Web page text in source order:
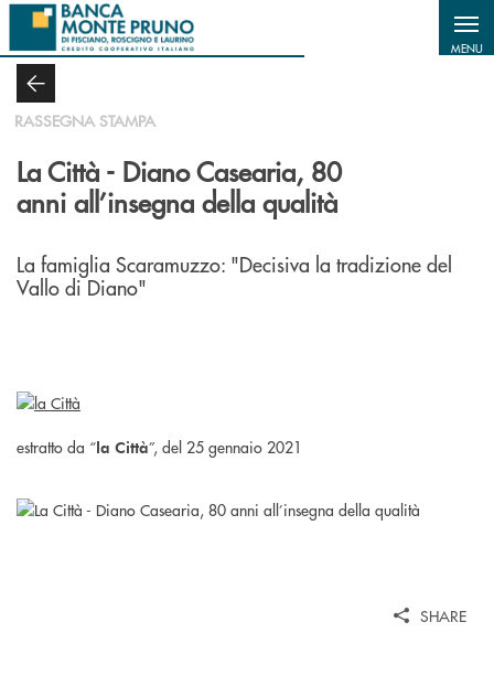
Salta al contenuto principale
MENU
RASSEGNA STAMPA
La Città - Diano Casearia, 80
anni all’insegna della qualità
La famiglia Scaramuzzo: "Decisiva la tradizione del
Vallo di Diano"
estratto da “la Città”, del 25 gennaio 2021
SHARE